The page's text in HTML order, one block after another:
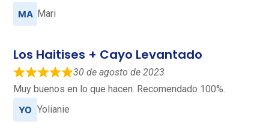
Mari
Los Haitises + Cayo Levantado
30 de agosto de 2023
Muy buenos en lo que hacen. Recomendado 100%.
Yolianie